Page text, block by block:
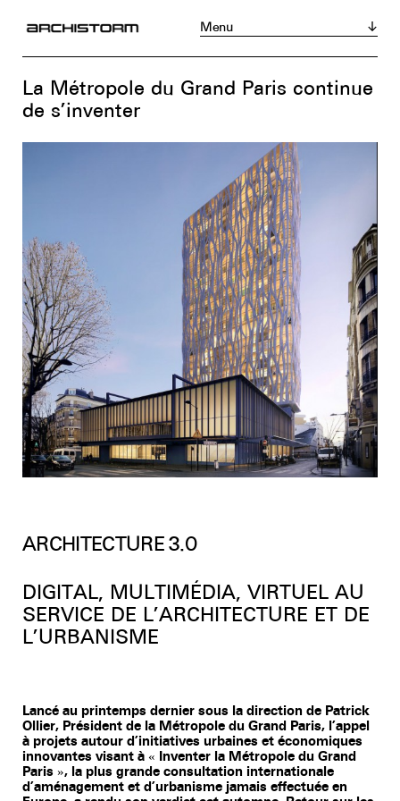
Menu
Actualités
Réalisations
Chroniques
Produits
Événements
Zoom sur...
Instagram LinkedIn
Facebook
Youtube
La Métropole du Grand Paris continue
de s’inventer
ARCHITECTURE 3.0
DIGITAL, MULTIMÉDIA, VIRTUEL AU
SERVICE DE L’ARCHITECTURE ET DE
L’URBANISME
Lancé au printemps dernier sous la direction de Patrick
Ollier, Président de la Métropole du Grand Paris, l’appel
à projets autour d’initiatives urbaines et économiques
innovantes visant à « Inventer la Métropole du Grand
Paris », la plus grande consultation internationale
d’aménagement et d’urbanisme jamais effectuée en